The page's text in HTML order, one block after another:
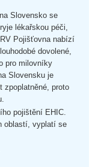
Slovensko se
lékařskou péči,
Pojišťovna nabízí
dovolené,
pro milovníky
Slovensku je
zpoplatněné, proto
pojištění EHIC.
oblastí, vyplatí se